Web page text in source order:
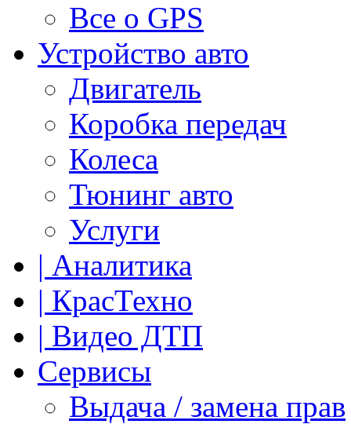
Все о GPS
Устройство авто
Двигатель
Коробка передач
Колеса
Тюнинг авто
Услуги
| Аналитика
| КрасТехно
| Видео ДТП
Сервисы
Выдача / замена прав